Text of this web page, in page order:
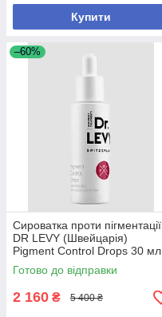
Купити
–60%
Сироватка проти пігментації
DR LEVY (Швейцарія)
Pigment Control Drops 30 мл
(без коробки, з набору)
Готово до відправки
2 160 ₴ 5 400 ₴